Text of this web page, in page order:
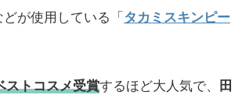
どが使用している「 タカミスキンピー
ストコスメ受賞するほど大人気で、
田